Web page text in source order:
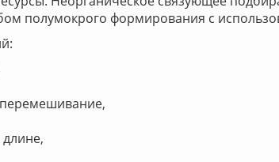
полумокрого формирования с